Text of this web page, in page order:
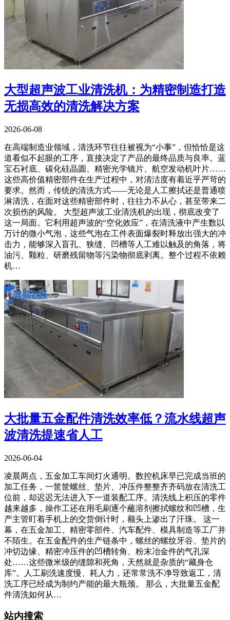
大型超声波工业清洗机：为精密制造打造
无损高效的清洗解决方案
2026-06-08
在高端制造业领域，清洗环节往往被视为“小事”，但恰恰是这
道看似不起眼的工序，直接决定了产品的最终品质与良率。蓝
宝石衬底、碳化硅晶圆、精密光学镜片、航空发动机叶片……
这些高价值精密部件在生产过程中，对清洁度有着近乎严苛的
要求。然而，传统的清洗方式——无论是人工擦拭还是普通喷
淋清洗，在面对这些精密部件时，往往力不从心，甚至带来二
次损伤的风险。 大型超声波工业清洗机的出现，彻底改变了
这一局面。它利用超声波的“空化效应”，在清洗液中产生数以
万计的微小气泡，这些气泡在工件表面爆裂时释放出强大的冲
击力，能够深入盲孔、狭缝、凹槽等人工难以触及的角落，将
油污、颗粒、研磨残留物等污染物彻底剥离。整个过程不依赖
机…
大批量五金配件清洗效率低？流水线超声
波清洗提速省人工
2026-06-04
凌晨两点，五金加工车间灯火通明。数控机床早已完成当班的
加工任务，一筐筐螺丝、垫片、冲压件整整齐齐码放在清洗工
位前，却迟迟无法进入下一道装配工序。清洗线上积压的零件
越来越多，操作工还在用毛刷逐个蘸溶剂擦拭螺纹和凹槽，生
产主管盯着手机上的交货倒计时，额头上渗出了汗珠。 这一
幕，在五金加工、精密零部件、汽车配件、模具制造等工厂并
不陌生。在五金配件的生产链条中，螺丝的螺纹牙谷、垫片的
冲切边缘、精密冲压件的凹槽转角、粉末冶金件的气孔深
处……这些微米级的缝隙和死角，天然就是杂质的“藏身仓
库”。人工刷洗速度慢、耗人力，还常常洗不净导致返工，清
洗工序已经成为制约产能的最大瓶颈。 那么，大批量五金配
件清洗如何从…
站内搜索